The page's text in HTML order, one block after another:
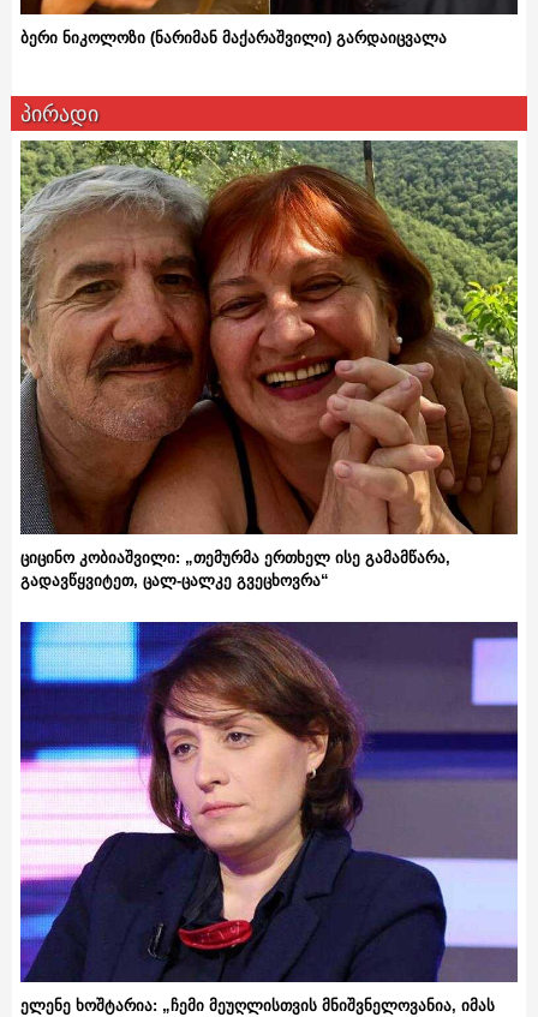
ბერი ნიკოლოზი (ნარიმან მაქარაშვილი) გარდაიცვალა
პირადი
ციცინო კობიაშვილი: „თემურმა ერთხელ ისე გამამწარა,
გადავწყვიტეთ, ცალ-ცალკე გვეცხოვრა“
ელენე ხოშტარია: „ჩემი მეუღლისთვის მნიშვნელოვანია, იმას